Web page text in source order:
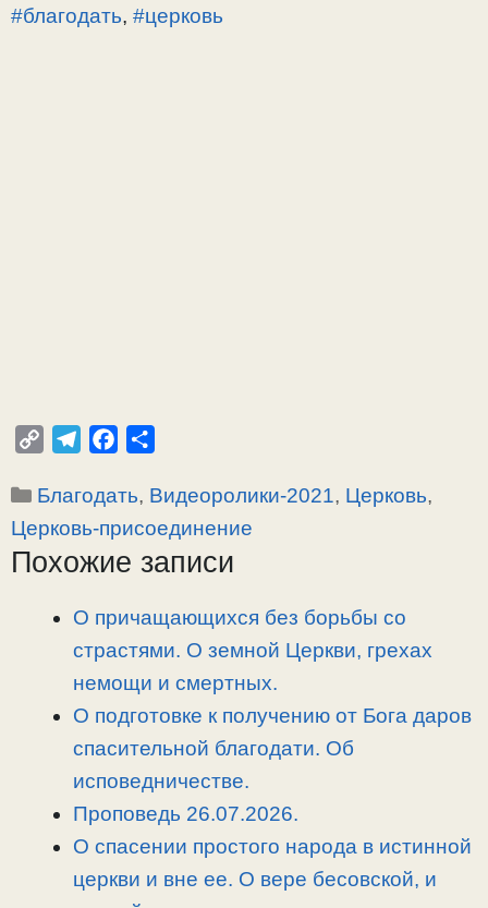
#благодать, #церковь
p
y
L
l
e
g
a
c
e
b
п
р
а
Рубрики
Благодать, Видеоролики-2021, Церковь,
Церковь-присоединение
Похожие записи
О причащающихся без борьбы со
страстями. О земной Церкви, грехах
немощи и смертных.
О подготовке к получению от Бога даров
спасительной благодати. Об
исповедничестве.
Проповедь 26.07.2026.
О спасении простого народа в истинной
церкви и вне ее. О вере бесовской, и